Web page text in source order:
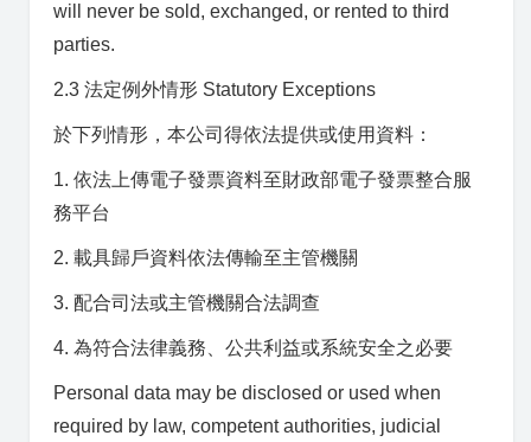
will never be sold, exchanged, or rented to third
parties.
2.3 法定例外情形 Statutory Exceptions
於下列情形，本公司得依法提供或使用資料：
1. 依法上傳電子發票資料至財政部電子發票整合服
務平台
2. 載具歸戶資料依法傳輸至主管機關
3. 配合司法或主管機關合法調查
4. 為符合法律義務、公共利益或系統安全之必要
Personal data may be disclosed or used when
required by law, competent authorities, judicial